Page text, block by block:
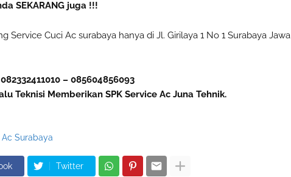
SEKARANG juga !!!
Service Cuci Ac surabaya hanya di Jl. Girilaya 1 No 1 Surabaya Jawa
– 085604856093
Teknisi Memberikan SPK Service Ac Juna Tehnik.
Surabaya
Twitter